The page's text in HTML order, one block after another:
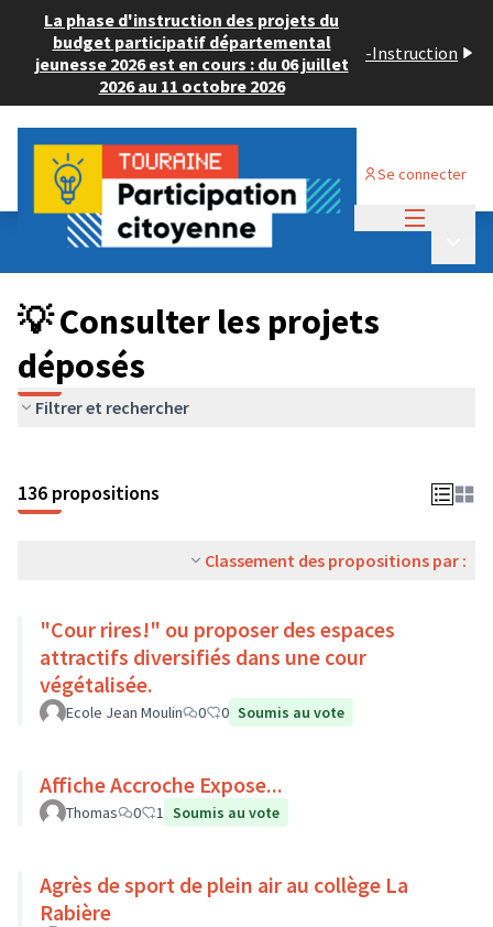
La phase d'instruction des projets du
budget participatif départemental
jeunesse 2026 est en cours : du 06 juillet
2026 au 11 octobre 2026
-Instruction
Se connecter
Budget Participatif JEUNESSE 2024
💡 Consulter les projets déposés
💡 Consulter les projets
déposés
Filtrer et rechercher
136 propositions
Classement des propositions par :
"Cour rires!" ou proposer des espaces
attractifs diversifiés dans une cour
végétalisée.
Ecole Jean Moulin 0 0 Soumis au vote
Affiche Accroche Expose...
Thomas 0 1 Soumis au vote
Agrès de sport de plein air au collège La
Rabière